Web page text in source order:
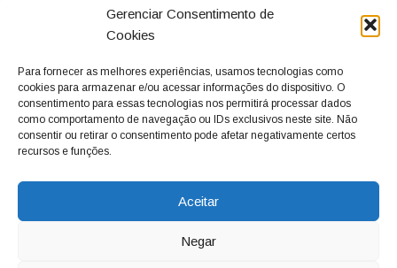
Gerenciar Consentimento de
Cookies
Para fornecer as melhores experiências, usamos tecnologias como
cookies para armazenar e/ou acessar informações do dispositivo. O
consentimento para essas tecnologias nos permitirá processar dados
como comportamento de navegação ou IDs exclusivos neste site. Não
consentir ou retirar o consentimento pode afetar negativamente certos
recursos e funções.
Aceitar
Negar
cidadãos valinhenses, já que naquela época só existiam
dois jornais. Há mais de 30 anos, o jornal continua
com o foco de trazer as melhores notícias. Nunca
deixamos de lado as necessidades do cidadão, sempre
questionando os órgãos públicos em busca de melhorias
para a cidade e sempre cobrando resoluções para casos
adm@jtv.com.br
(19) 3929-6225